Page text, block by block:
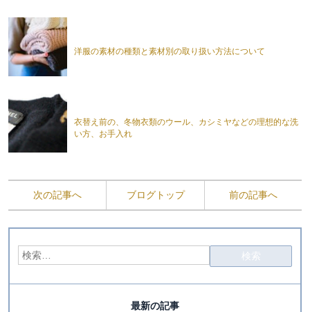
洋服の素材の種類と素材別の取り扱い方法について
衣替え前の、冬物衣類のウール、カシミヤなどの理想的な洗
い方、お手入れ
次の記事へ ブログトップ 前の記事へ
最新の記事